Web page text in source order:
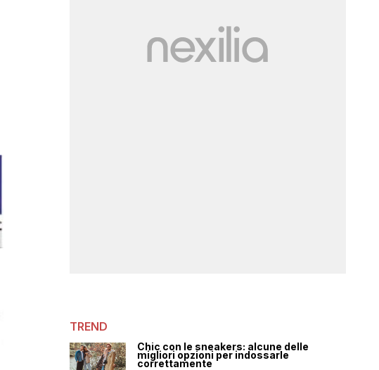
TREND
Chic con le sneakers: alcune delle
migliori opzioni per indossarle
correttamente